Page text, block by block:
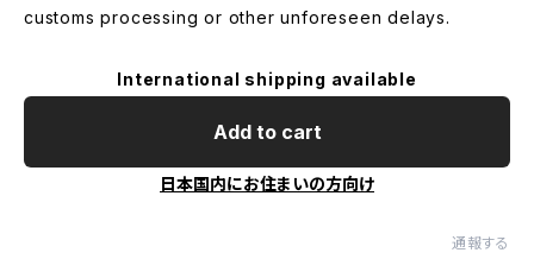
customs processing or other unforeseen delays.
International shipping available
Add to cart
日本国内にお住まいの方向け
通報する